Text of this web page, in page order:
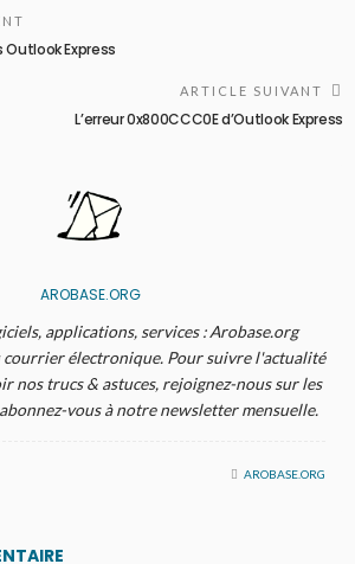
Express
ARTICLE SUIVANT
L’erreur 0x800CCC0E d’Outlook Express
AROBASE.ORG
applications, services : Arobase.org
électronique. Pour suivre l'actualité
nos trucs & astuces, rejoignez-nous sur les
vous à notre newsletter mensuelle.
AROBASE.ORG